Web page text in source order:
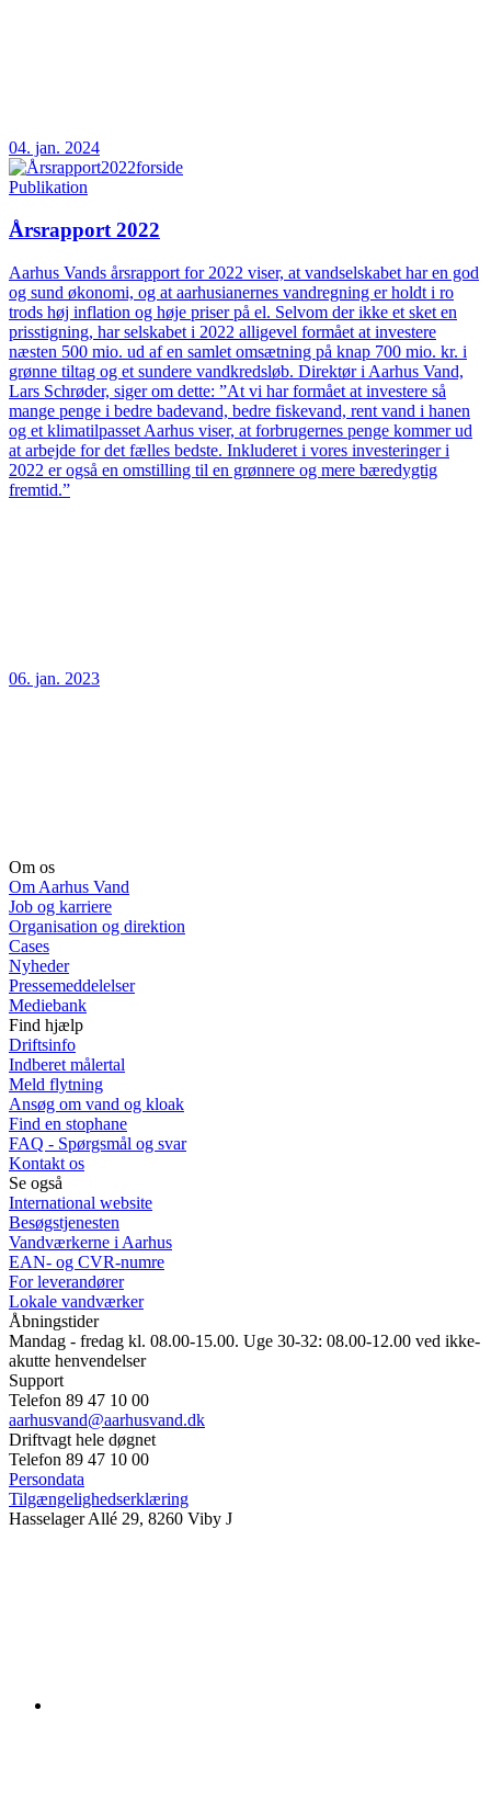
04. jan. 2024
Publikation
Årsrapport 2022
Aarhus Vands årsrapport for 2022 viser, at vandselskabet har en god
og sund økonomi, og at aarhusianernes vandregning er holdt i ro
trods høj inflation og høje priser på el. Selvom der ikke et sket en
prisstigning, har selskabet i 2022 alligevel formået at investere
næsten 500 mio. ud af en samlet omsætning på knap 700 mio. kr. i
grønne tiltag og et sundere vandkredsløb. Direktør i Aarhus Vand,
Lars Schrøder, siger om dette: ”At vi har formået at investere så
mange penge i bedre badevand, bedre fiskevand, rent vand i hanen
og et klimatilpasset Aarhus viser, at forbrugernes penge kommer ud
at arbejde for det fælles bedste. Inkluderet i vores investeringer i
2022 er også en omstilling til en grønnere og mere bæredygtig
fremtid.”
06. jan. 2023
Om os
Om Aarhus Vand
Job og karriere
Organisation og direktion
Cases
Nyheder
Pressemeddelelser
Mediebank
Find hjælp
Driftsinfo
Indberet målertal
Meld flytning
Ansøg om vand og kloak
Find en stophane
FAQ - Spørgsmål og svar
Kontakt os
Se også
International website
Besøgstjenesten
Vandværkerne i Aarhus
EAN- og CVR-numre
For leverandører
Lokale vandværker
Åbningstider
Mandag - fredag kl. 08.00-15.00. Uge 30-32: 08.00-12.00 ved ikke-
akutte henvendelser
Support
Telefon 89 47 10 00
aarhusvand@aarhusvand.dk
Driftvagt hele døgnet
Telefon 89 47 10 00
Persondata
Tilgængelighedserklæring
Hasselager Allé 29, 8260 Viby J